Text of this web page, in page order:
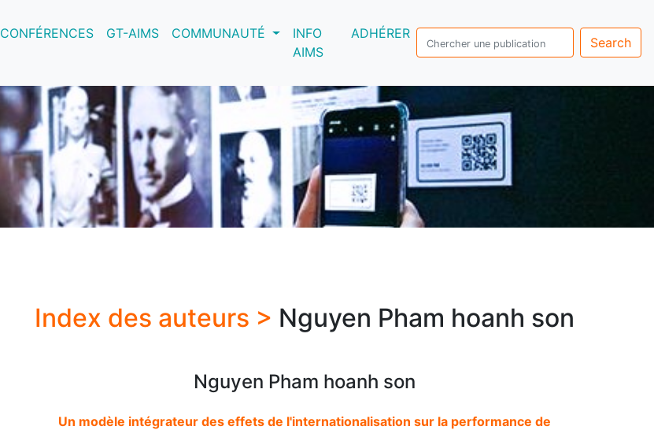
CONFÉRENCES GT-AIMS COMMUNAUTÉ
INFO
AIMS
ADHÉRER
Search
Index des auteurs > Nguyen Pham hoanh son
Nguyen Pham hoanh son
Un modèle intégrateur des effets de l'internationalisation sur la performance de